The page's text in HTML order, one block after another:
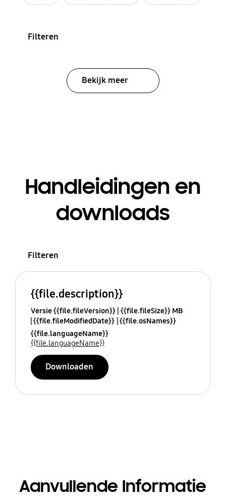
Filteren
Bekijk meer
Handleidingen en
downloads
Filteren
{{file.description}}
Versie {{file.fileVersion}} {{file.fileSize}} MB
{{file.fileModifiedDate}} {{file.osNames}}
{{file.languageName}}
{{file.languageName}}
Downloaden
Aanvullende Informatie